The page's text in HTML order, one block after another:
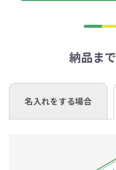
アラートに従っ
います。あらか
※不良商品は商
お問合せ先
0120-979-907
AM10:00～
相談下さい。
なお、印刷代は
同じ版で多くの
個当たりの印
一方、数量が少
い場合は、単価
■ゆうちょ銀行
口座名 株式会
※振り込み手
なりますので
ご入金確認後約
定しているもの
あれば、午前
金いただければ
お急ぎの場合、
大限努力いたし
き別途申し受け
も複数ヶ所への
料頂戴する場合
詳細はこちらご
納品ま
名入れをする場合